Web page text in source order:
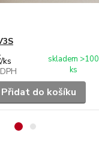
/ks
skladem >100
ks
Přidat do košíku